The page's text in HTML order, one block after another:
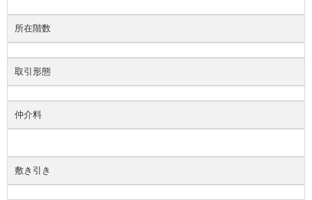
所在階数
取引形態
仲介料
敷き引き